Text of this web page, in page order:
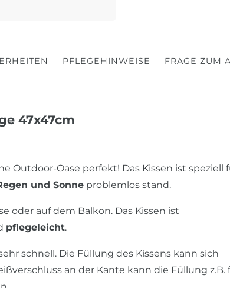
PFLEGEHINWEISE FRAGE ZUM
47x47cm
Outdoor-Oase perfekt! Das Kissen ist speziell
und Sonne problemlos stand.
oder auf dem Balkon. Das Kissen ist
pflegeleicht.
schnell. Die Füllung des Kissens kann sich
an der Kante kann die Füllung z.B.